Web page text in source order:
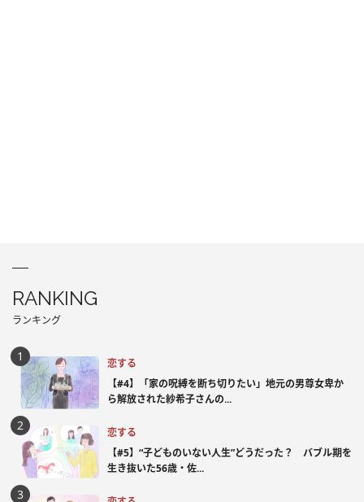
RANKING
ランキング
恋する
【#4】「家の呪縛を断ち切りたい」地元の男尊女卑か
ら解放された紗希子さんの...
恋する
【#5】“子どものいない人生”どうだった？ バブル期を
生き抜いた56歳・佐...